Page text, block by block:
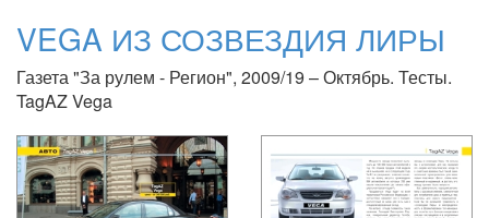
VEGA ИЗ СОЗВЕЗДИЯ ЛИРЫ
Газета "За рулем - Регион", 2009/19 – Октябрь. Тесты.
TagAZ Vega